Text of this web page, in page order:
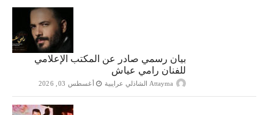
بيان رسمي صادر عن المكتب الإعلامي
للفنان رامي عياش
Attayma الشاذلي عرايبية أغسطس 03, 2026